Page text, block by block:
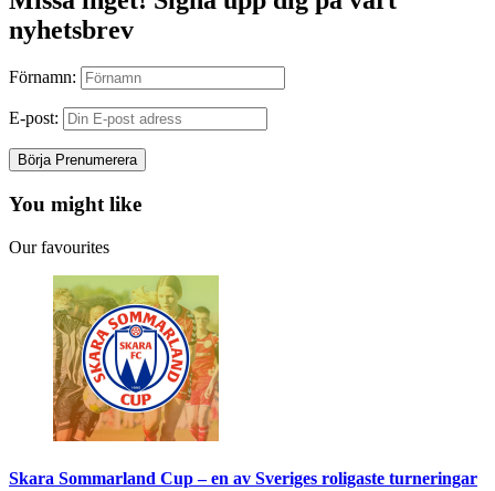
nyhetsbrev
Förnamn:
E-post:
You might like
Our favourites
Skara Sommarland Cup – en av Sveriges roligaste turneringar